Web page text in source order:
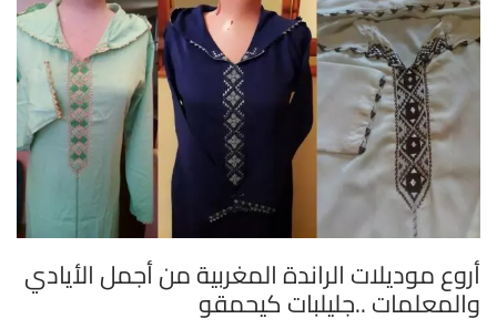
أروع موديلات الراندة المغربية من أجمل الأيادي
والمعلمات ..جليلبات كيحمقو